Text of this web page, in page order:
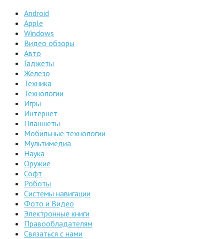
Android
Apple
Windows
Видео обзоры
Авто
Гаджеты
Железо
Техника
Технологии
Игры
Интернет
Планшеты
Мобильные технологии
Мультимедиа
Наука
Оружие
Софт
Роботы
Системы навигации
Фото и Видео
Электронные книги
Правообладателям
Связаться с нами